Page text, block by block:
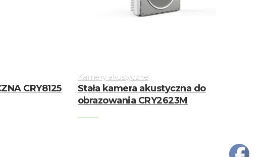
CRY8125
Kamery akustyczne
Stała kamera akustyczna do
obrazowania CRY2623M